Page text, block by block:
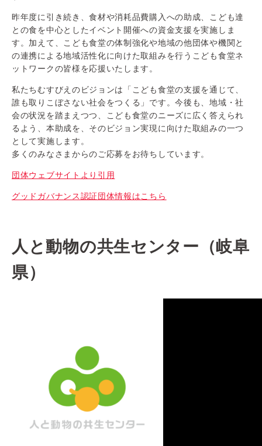
昨年度に引き続き、食材や消耗品費購入への助成、こども達
との食を中心としたイベント開催への資金支援を実施しま
す。加えて、こども食堂の体制強化や地域の他団体や機関と
の連携による地域活性化に向けた取組みを行うこども食堂ネ
ットワークの皆様を応援いたします。
私たちむすびえのビジョンは「こども食堂の支援を通じて、
誰も取りこぼさない社会をつくる」です。今後も、地域・社
会の状況を踏まえつつ、こども食堂のニーズに広く答えられ
るよう、本助成を、そのビジョン実現に向けた取組みの一つ
として実施します。
多くのみなさまからのご応募をお待ちしています。
団体ウェブサイトより引用
グッドガバナンス認証団体情報はこちら
人と動物の共生センター（岐阜
県）